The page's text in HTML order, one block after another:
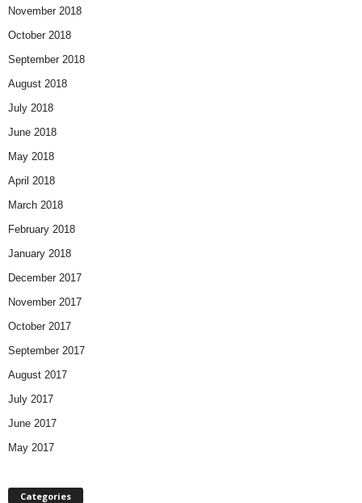
November 2018
October 2018
September 2018
August 2018
July 2018
June 2018
May 2018
April 2018
March 2018
February 2018
January 2018
December 2017
November 2017
October 2017
September 2017
August 2017
July 2017
June 2017
May 2017
Categories